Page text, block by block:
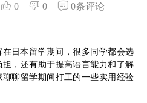
0 0
0条评论
日本留学期间，很多同学都会选
，还有助于提高语言能力和了解
聊留学期间打工的一些实用经验